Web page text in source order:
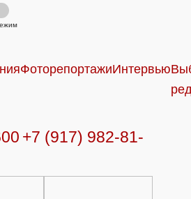
ФоторепортажиИнтервью
+7 (917) 982-81-